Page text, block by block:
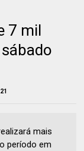
7 mil
mais
período em